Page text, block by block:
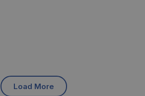
Load More